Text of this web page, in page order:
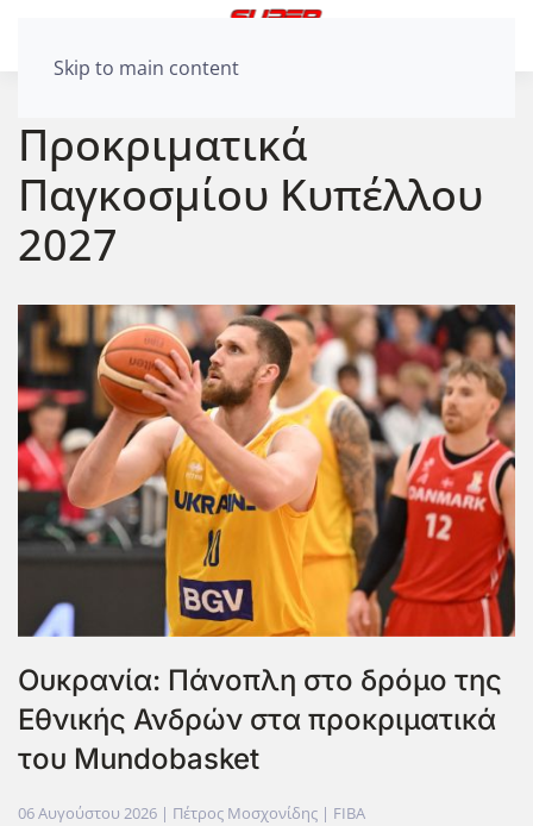
Skip to main content
Προκριματικά
Παγκοσμίου Κυπέλλου
2027
Ουκρανία: Πάνοπλη στο δρόμο της
Εθνικής Ανδρών στα προκριματικά
του Mundobasket
06 Αυγούστου 2026 | Πέτρος Μοσχονίδης | FIBA